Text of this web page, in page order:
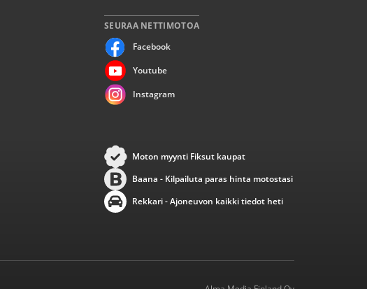
SEURAA NETTIMOTOA
Facebook
Youtube
Instagram
Moton myynti Fiksut kaupat
Baana - Kilpailuta paras hinta motostasi
Rekkari - Ajoneuvon kaikki tiedot heti